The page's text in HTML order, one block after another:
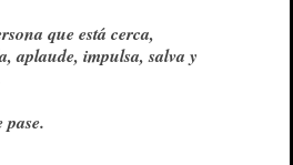
que está cerca,
aplaude, impulsa, salva y
pase.